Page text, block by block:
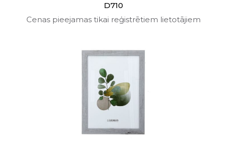
D710
Cenas pieejamas tikai reģistrētiem lietotājiem